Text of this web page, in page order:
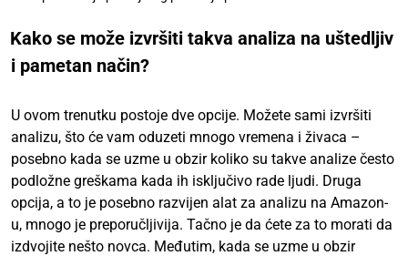
Kako se može izvršiti takva analiza na uštedljiv
i pametan način?
U ovom trenutku postoje dve opcije. Možete sami izvršiti
analizu, što će vam oduzeti mnogo vremena i živaca –
posebno kada se uzme u obzir koliko su takve analize često
podložne greškama kada ih isključivo rade ljudi. Druga
opcija, a to je posebno razvijen alat za analizu na Amazon-
u, mnogo je preporučljivija. Tačno je da ćete za to morati da
izdvojite nešto novca. Međutim, kada se uzme u obzir